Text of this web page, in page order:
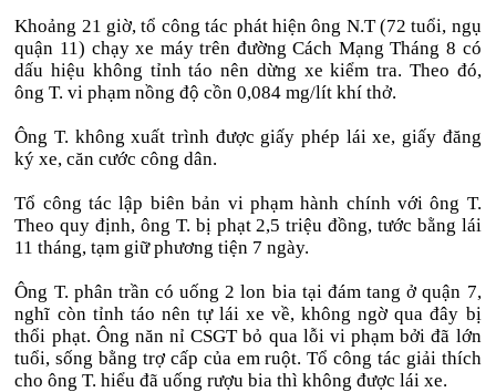
Khoảng 21 giờ, tổ công tác phát hiện ông N.T (72 tuổi, ngụ
quận 11) chạy xe máy trên đường Cách Mạng Tháng 8 có
dấu hiệu không tỉnh táo nên dừng xe kiểm tra. Theo đó,
ông T. vi phạm nồng độ cồn 0,084 mg/lít khí thở.
Ông T. không xuất trình được giấy phép lái xe, giấy đăng
ký xe, căn cước công dân.
Tổ công tác lập biên bản vi phạm hành chính với ông T.
Theo quy định, ông T. bị phạt 2,5 triệu đồng, tước bằng lái
11 tháng, tạm giữ phương tiện 7 ngày.
Ông T. phân trần có uống 2 lon bia tại đám tang ở quận 7,
nghĩ còn tỉnh táo nên tự lái xe về, không ngờ qua đây bị
thổi phạt. Ông năn nỉ CSGT bỏ qua lỗi vi phạm bởi đã lớn
tuổi, sống bằng trợ cấp của em ruột. Tổ công tác giải thích
cho ông T. hiểu đã uống rượu bia thì không được lái xe.